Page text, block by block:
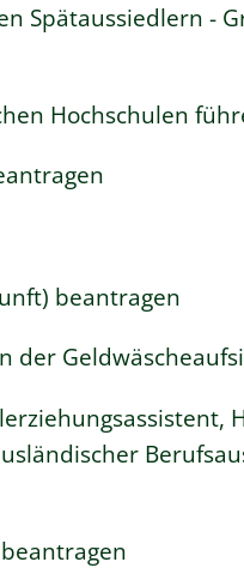
Spätaussiedlern -
Hochschulen
beantragen
der